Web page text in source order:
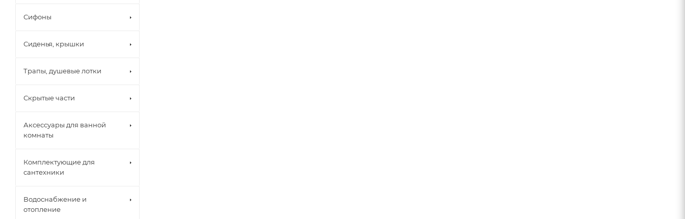
Сифоны
Сиденья, крышки
Трапы, душевые лотки
Скрытые части
Аксессуары для ванной
комнаты
Комплектующие для
сантехники
Водоснабжение и
отопление